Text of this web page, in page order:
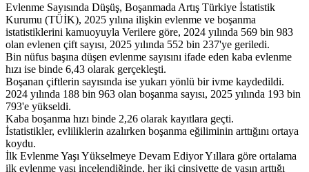
Evlenme Sayısında Düşüş, Boşanmada Artış Türkiye İstatistik
Kurumu (TÜİK), 2025 yılına ilişkin evlenme ve boşanma
istatistiklerini kamuoyuyla Verilere göre, 2024 yılında 569 bin 983
olan evlenen çift sayısı, 2025 yılında 552 bin 237'ye geriledi.
Bin nüfus başına düşen evlenme sayısını ifade eden kaba evlenme
hızı ise binde 6,43 olarak gerçekleşti.
Boşanan çiftlerin sayısında ise yukarı yönlü bir ivme kaydedildi.
2024 yılında 188 bin 963 olan boşanma sayısı, 2025 yılında 193 bin
793'e yükseldi.
Kaba boşanma hızı binde 2,26 olarak kayıtlara geçti.
İstatistikler, evliliklerin azalırken boşanma eğiliminin arttığını ortaya
koydu.
İlk Evlenme Yaşı Yükselmeye Devam Ediyor Yıllara göre ortalama
ilk evlenme yaşı incelendiğinde, her iki cinsiyette de yaşın arttığı